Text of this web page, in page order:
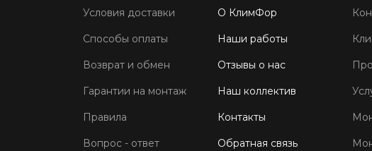
Условия доставки
Способы оплаты
Возврат и обмен
Гарантии на монтаж
Правила
Вопрос - ответ
О КлимФор
Наши работы
Отзывы о нас
Наш коллектив
Контакты
Обратная связь